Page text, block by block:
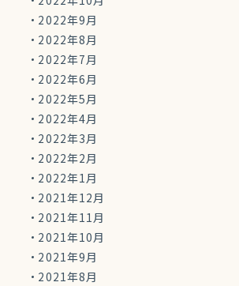
2022年9月
2022年8月
2022年7月
2022年6月
2022年5月
2022年4月
2022年3月
2022年2月
2022年1月
2021年12月
2021年11月
2021年10月
2021年9月
2021年8月